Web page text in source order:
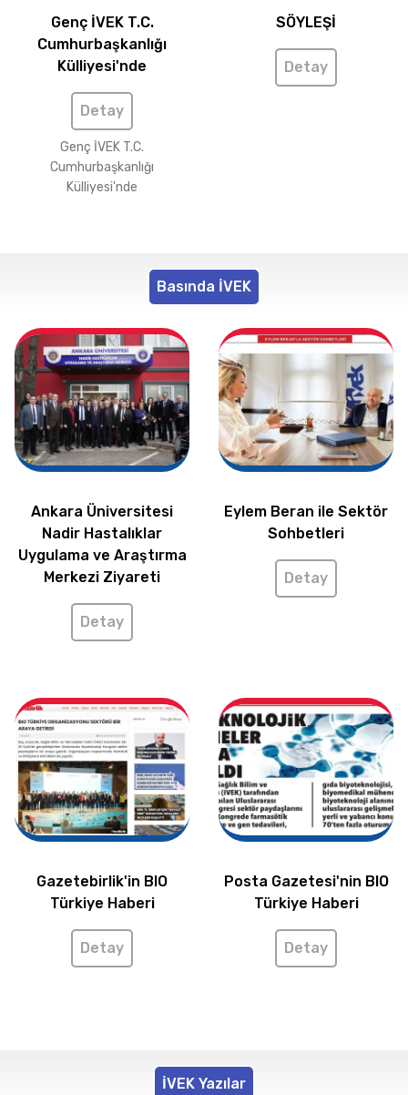
Genç İVEK T.C.
Cumhurbaşkanlığı
Külliyesi'nde
Detay
Genç İVEK T.C.
Cumhurbaşkanlığı
Külliyesi'nde
SÖYLEŞİ
Detay
Basında İVEK
Ankara Üniversitesi
Nadir Hastalıklar
Uygulama ve Araştırma
Merkezi Ziyareti
Detay
Eylem Beran ile Sektör
Sohbetleri
Detay
Gazetebirlik'in BIO
Türkiye Haberi
Detay
Posta Gazetesi'nin BIO
Türkiye Haberi
Detay
İVEK Yazılar